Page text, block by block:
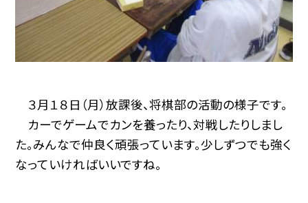
３月１８日（月）放課後、将棋部の活動の様子です。
カーでゲームでカンを養ったり、対戦したりしまし
た。みんなで仲良く頑張っています。少しずつでも強く
なっていければいいですね。